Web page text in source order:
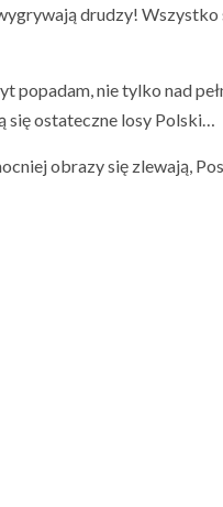
drudzy!
popadam, nie tylko nad
się ostateczne losy Polski…
obrazy się zlewają,